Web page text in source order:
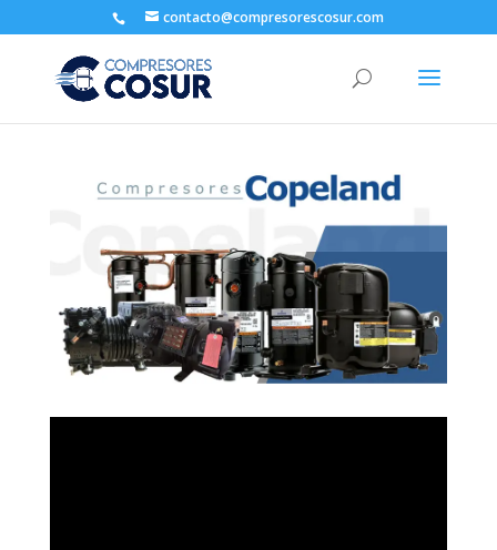
contacto@compresorescosur.com